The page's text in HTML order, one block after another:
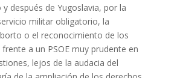
y después de Yugoslavia, por la
militar obligatorio, la
o el reconocimiento de los
a un PSOE muy prudente en
lejos de la audacia del